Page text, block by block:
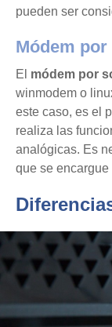
pueden ser
Módem
El módem por
winmodem o
este caso, es el
realiza las
analógicas. Es
que se